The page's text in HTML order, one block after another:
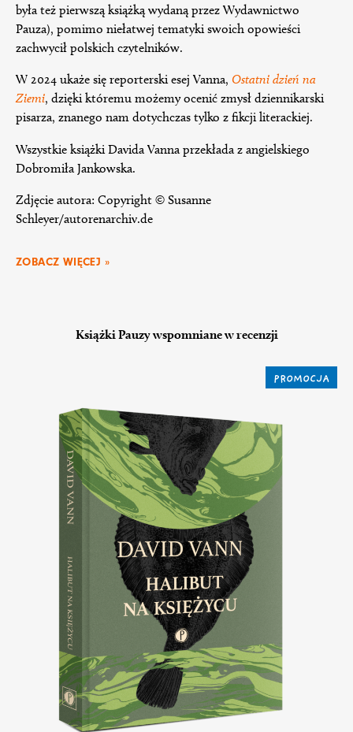
była też pierwszą książką wydaną przez Wydawnictwo
Pauza), pomimo niełatwej tematyki swoich opowieści
zachwycił polskich czytelników.
W 2024 ukaże się reporterski esej Vanna, Ostatni dzień na
Ziemi, dzięki któremu możemy ocenić zmysł dziennikarski
pisarza, znanego nam dotychczas tylko z fikcji literackiej.
Wszystkie książki Davida Vanna przekłada z angielskiego
Dobromiła Jankowska.
Zdjęcie autora: Copyright © Susanne
Schleyer/autorenarchiv.de
ZOBACZ WIĘCEJ »
Książki Pauzy wspomniane w recenzji
PROMOCJA